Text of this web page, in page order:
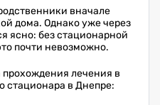
вначале
дома. Однако уже через
ясно: без стационарной
почти невозможно.
лечения в
стационара в Днепре: